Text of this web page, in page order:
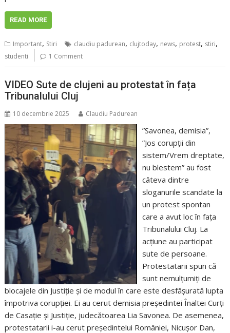
READ MORE
Important, Stiri claudiu padurean, clujtoday, news, protest, stiri,
studenti 1 Comment
VIDEO Sute de clujeni au protestat în fața
Tribunalului Cluj
10 decembrie 2025 Claudiu Padurean
”Savonea, demisia”,
”Jos corupții din
sistem/Vrem dreptate,
nu blestem” au fost
câteva dintre
sloganurile scandate la
un protest spontan
care a avut loc în fața
Tribunalului Cluj. La
acțiune au participat
sute de persoane.
Protestatarii spun că
sunt nemulțumiți de
blocajele din Justiție și de modul în care este desfășurată lupta
împotriva corupției. Ei au cerut demisia președintei Înaltei Curți
de Casație și Justiție, judecătoarea Lia Savonea. De asemenea,
protestatarii i-au cerut președintelui României, Nicușor Dan,